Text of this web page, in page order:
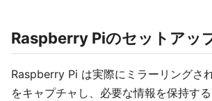
Raspberry Piのセットアッ
Raspberry Pi は実際にミラーリングさ
をキャプチャし、必要な情報を保持す